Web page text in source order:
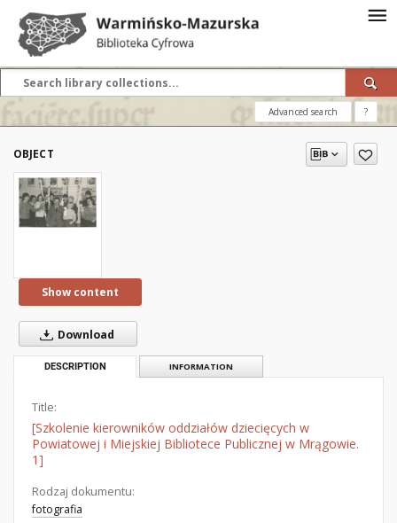
Advanced search ?
OBJECT
Show content
Download
DESCRIPTION INFORMATION
Title:
[Szkolenie kierowników oddziałów dziecięcych w
Powiatowej i Miejskiej Bibliotece Publicznej w Mrągowie.
1]
Rodzaj dokumentu:
fotografia